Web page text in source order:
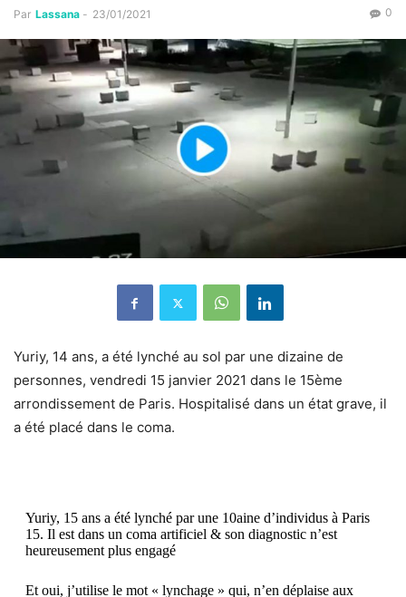
Par Lassana - 23/01/2021 0
Yuriy, 14 ans, a été lynché au sol par une dizaine de
personnes, vendredi 15 janvier 2021 dans le 15ème
arrondissement de Paris. Hospitalisé dans un état grave, il
a été placé dans le coma.
Yuriy, 15 ans a été lynché par une 10aine d’individus à Paris
15. Il est dans un coma artificiel & son diagnostic n’est
heureusement plus engagé
Et oui, j’utilise le mot « lynchage » qui, n’en déplaise aux